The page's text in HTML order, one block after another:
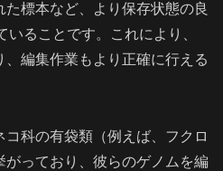
標本など、より保存状態の良
ることです。これにより、
編集作業もより正確に行える
科の有袋類（例えば、フクロ
っており、彼らのゲノムを編